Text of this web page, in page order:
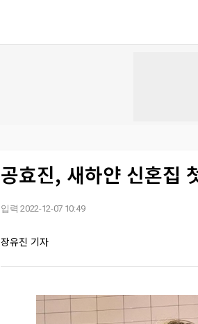
공효진, 새하얀 신혼집
입력 2022-12-07 10:49
장유진 기자